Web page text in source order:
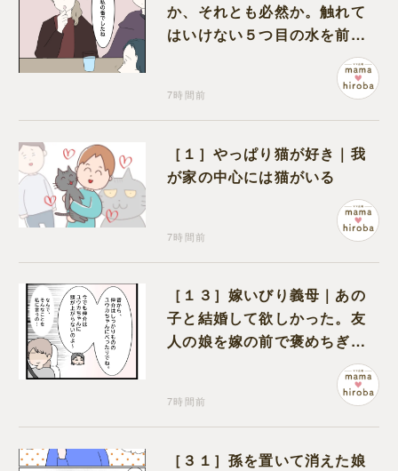
か、それとも必然か。触れて
はいけない５つ目の水を前に
7時間前
［１］やっぱり猫が好き｜我
が家の中心には猫がいる
7時間前
［１３］嫁いびり義母｜あの
子と結婚して欲しかった。友
人の娘を嫁の前で褒めちぎる
7時間前
［３１］孫を置いて消えた娘